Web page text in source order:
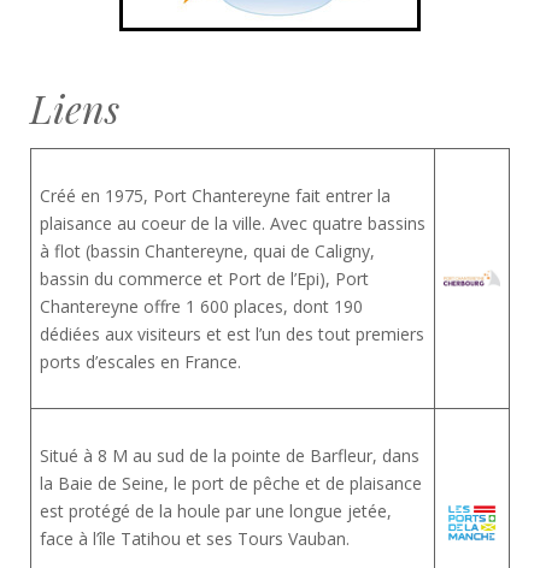
Liens
Créé en 1975, Port Chantereyne fait entrer la
plaisance au coeur de la ville. Avec quatre bassins
à flot (bassin Chantereyne, quai de Caligny,
bassin du commerce et Port de l’Epi), Port
Chantereyne offre 1 600 places, dont 190
dédiées aux visiteurs et est l’un des tout premiers
ports d’escales en France.
Situé à 8 M au sud de la pointe de Barfleur, dans
la Baie de Seine, le port de pêche et de plaisance
est protégé de la houle par une longue jetée,
face à l’île Tatihou et ses Tours Vauban.